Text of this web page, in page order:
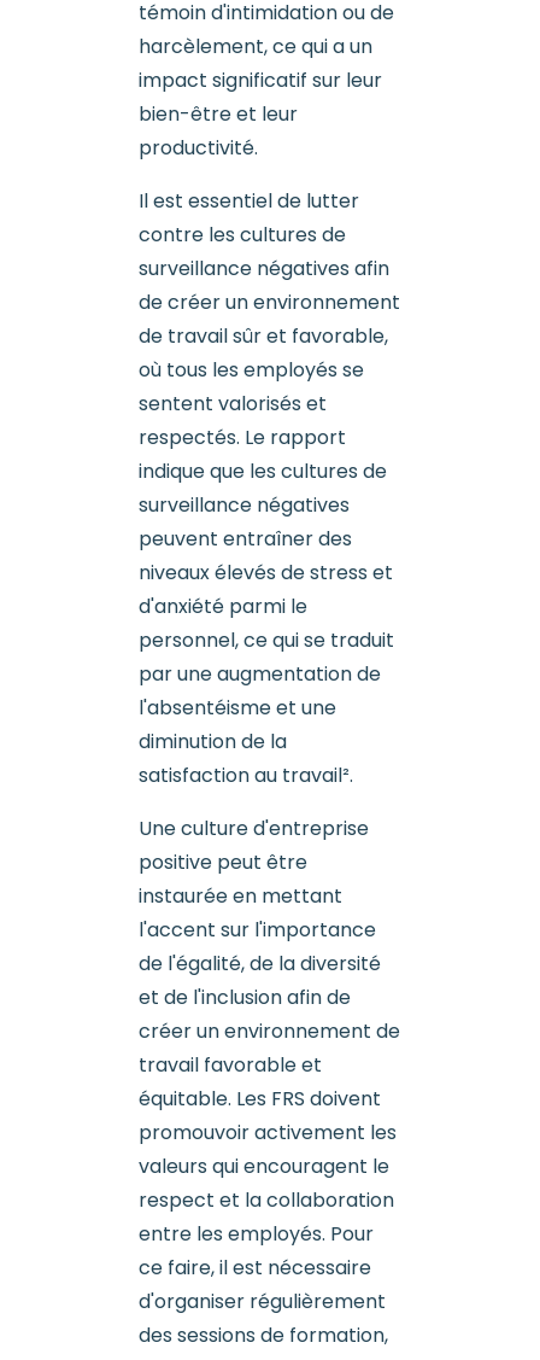
témoin d'intimidation ou de
harcèlement, ce qui a un
impact significatif sur leur
bien-être et leur
productivité.
Il est essentiel de lutter
contre les cultures de
surveillance négatives afin
de créer un environnement
de travail sûr et favorable,
où tous les employés se
sentent valorisés et
respectés. Le rapport
indique que les cultures de
surveillance négatives
peuvent entraîner des
niveaux élevés de stress et
d'anxiété parmi le
personnel, ce qui se traduit
par une augmentation de
l'absentéisme et une
diminution de la
satisfaction au travail².
Une culture d'entreprise
positive peut être
instaurée en mettant
l'accent sur l'importance
de l'égalité, de la diversité
et de l'inclusion afin de
créer un environnement de
travail favorable et
équitable. Les FRS doivent
promouvoir activement les
valeurs qui encouragent le
respect et la collaboration
entre les employés. Pour
ce faire, il est nécessaire
d'organiser régulièrement
des sessions de formation,